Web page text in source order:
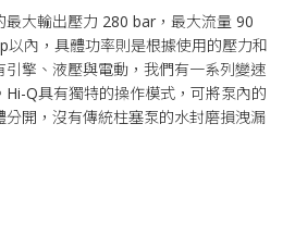
大輸出壓力 280 bar，最大流量 90
內，具體功率則是根據使用的壓力和
擎、液壓與電動，我們有一系列變速
Q具有獨特的操作模式，可將泵內的
開，沒有傳統柱塞泵的水封磨損洩漏